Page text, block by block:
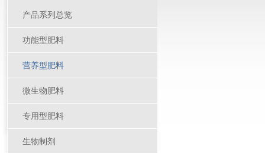
产品系列总览
功能型肥料
营养型肥料
微生物肥料
专用型肥料
生物制剂